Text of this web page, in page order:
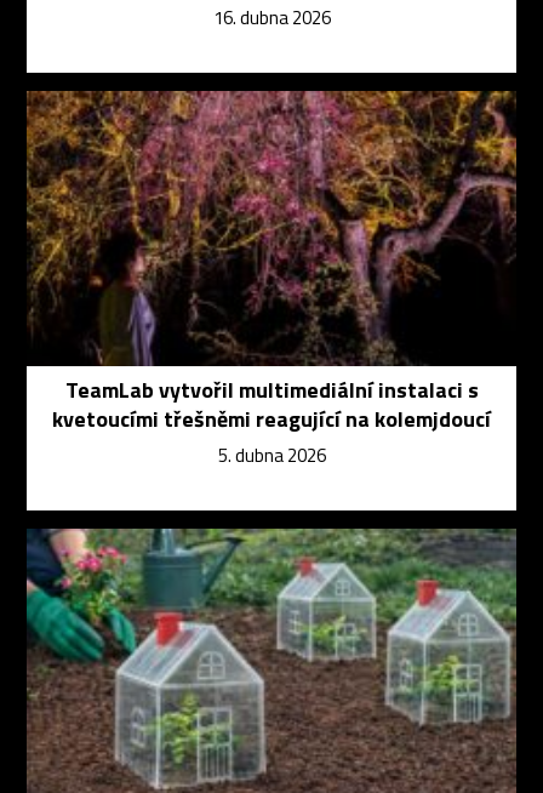
16. dubna 2026
TeamLab vytvořil multimediální instalaci s
kvetoucími třešněmi reagující na kolemjdoucí
5. dubna 2026